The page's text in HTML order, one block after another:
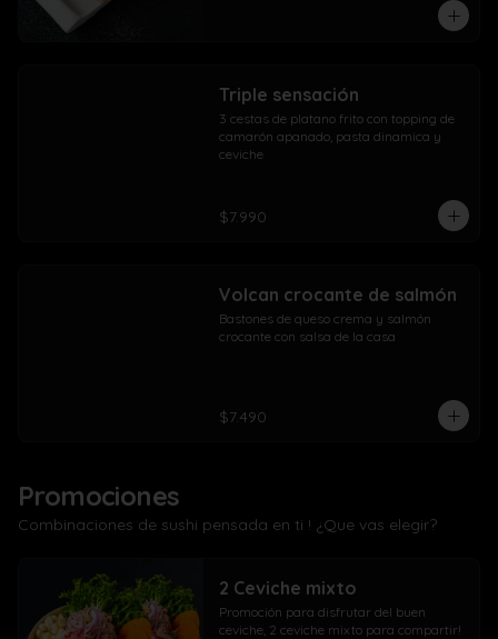
Triple sensación
3 cestas de platano frito con topping de
camarón apanado, pasta dinamica y
ceviche
$7.990
Volcan crocante de salmón
Bastones de queso crema y salmón
crocante con salsa de la casa
$7.490
Promociones
Combinaciones de sushi pensada en ti ! ¿Que vas elegir?
2 Ceviche mixto
Promoción para disfrutar del buen
ceviche, 2 ceviche mixto para compartir!